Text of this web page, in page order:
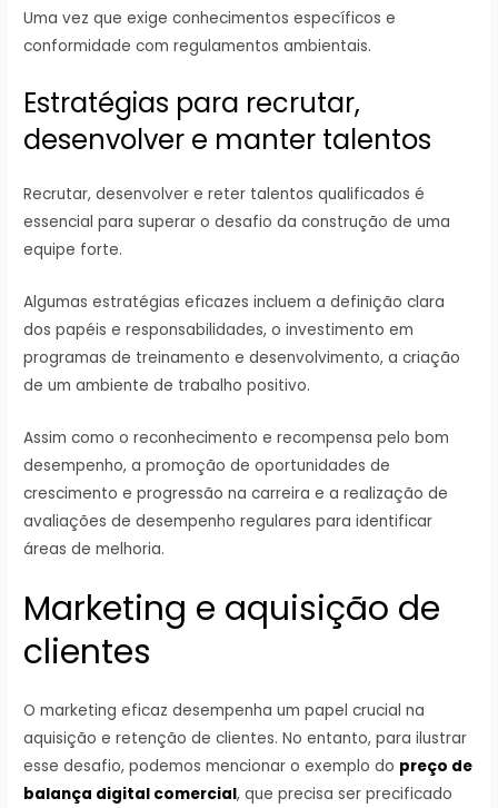
Uma vez que exige conhecimentos específicos e
conformidade com regulamentos ambientais.
Estratégias para recrutar,
desenvolver e manter talentos
Recrutar, desenvolver e reter talentos qualificados é
essencial para superar o desafio da construção de uma
equipe forte.
Algumas estratégias eficazes incluem a definição clara
dos papéis e responsabilidades, o investimento em
programas de treinamento e desenvolvimento, a criação
de um ambiente de trabalho positivo.
Assim como o reconhecimento e recompensa pelo bom
desempenho, a promoção de oportunidades de
crescimento e progressão na carreira e a realização de
avaliações de desempenho regulares para identificar
áreas de melhoria.
Marketing e aquisição de
clientes
O marketing eficaz desempenha um papel crucial na
aquisição e retenção de clientes. No entanto, para ilustrar
esse desafio, podemos mencionar o exemplo do preço de
balança digital comercial, que precisa ser precificado